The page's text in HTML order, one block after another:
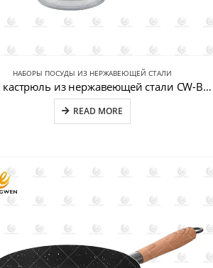
НАБОРЫ ПОСУДЫ ИЗ НЕРЖАВЕЮЩЕЙ СТАЛИ
Набор кастрюль из нержавеющей стали CW-B028-3
READ MORE